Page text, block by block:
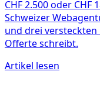
CHF 2.500 oder CHF
Schweizer
und drei
Offerte schreibt.
Artikel lesen